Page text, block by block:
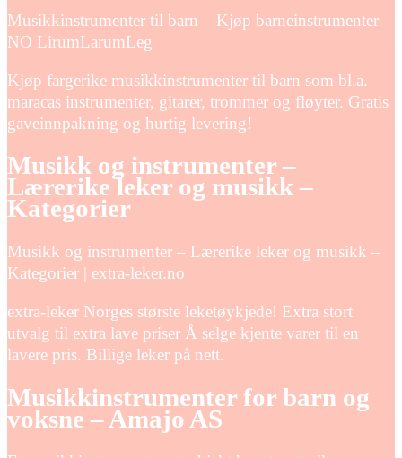
Musikkinstrumenter til barn – Kjøp barneinstrumenter –
NO LirumLarumLeg
Kjøp fargerike musikkinstrumenter til barn som bl.a.
maracas instrumenter, gitarer, trommer og fløyter. Gratis
gaveinnpakning og hurtig levering!
Musikk og instrumenter –
Lærerike leker og musikk –
Kategorier
Musikk og instrumenter – Lærerike leker og musikk –
Kategorier | extra-leker.no
extra-leker Norges største leketøykjede! Extra stort
utvalg til extra lave priser Å selge kjente varer til en
lavere pris. Billige leker på nett.
Musikkinstrumenter for barn og
voksne – Amajo AS